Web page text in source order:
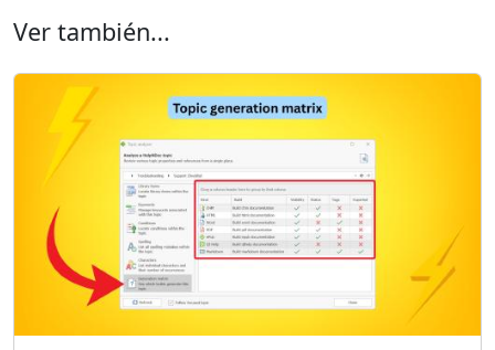
Ver también...